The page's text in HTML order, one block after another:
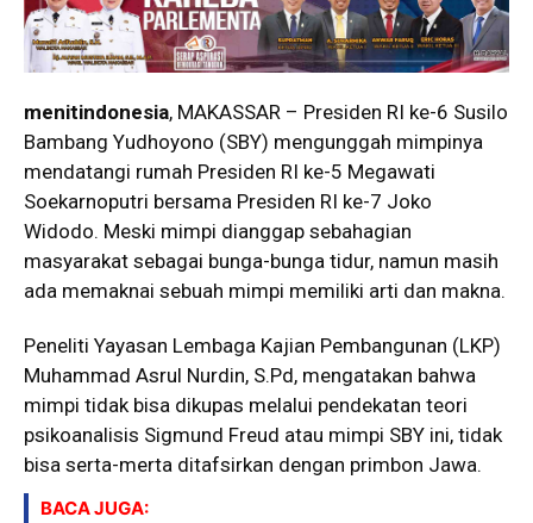
menitindonesia, MAKASSAR – Presiden RI ke-6 Susilo
Bambang Yudhoyono (SBY) mengunggah mimpinya
mendatangi rumah Presiden RI ke-5 Megawati
Soekarnoputri bersama Presiden RI ke-7 Joko
Widodo. Meski mimpi dianggap sebahagian
masyarakat sebagai bunga-bunga tidur, namun masih
ada memaknai sebuah mimpi memiliki arti dan makna.
Peneliti Yayasan Lembaga Kajian Pembangunan (LKP)
Muhammad Asrul Nurdin, S.Pd, mengatakan bahwa
mimpi tidak bisa dikupas melalui pendekatan teori
psikoanalisis Sigmund Freud atau mimpi SBY ini, tidak
bisa serta-merta ditafsirkan dengan primbon Jawa.
BACA JUGA: